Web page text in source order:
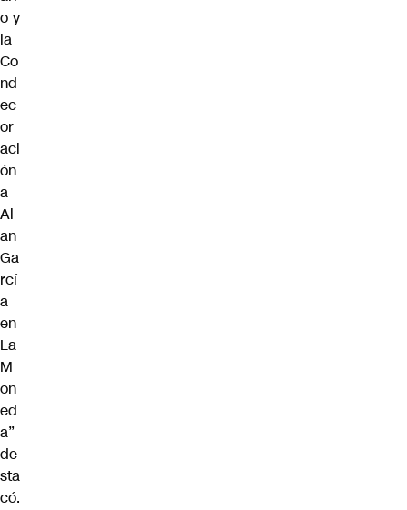
o y
la
Co
nd
ec
or
aci
ón
a
Al
an
Ga
rcí
a
en
La
M
on
ed
a”
de
sta
có.